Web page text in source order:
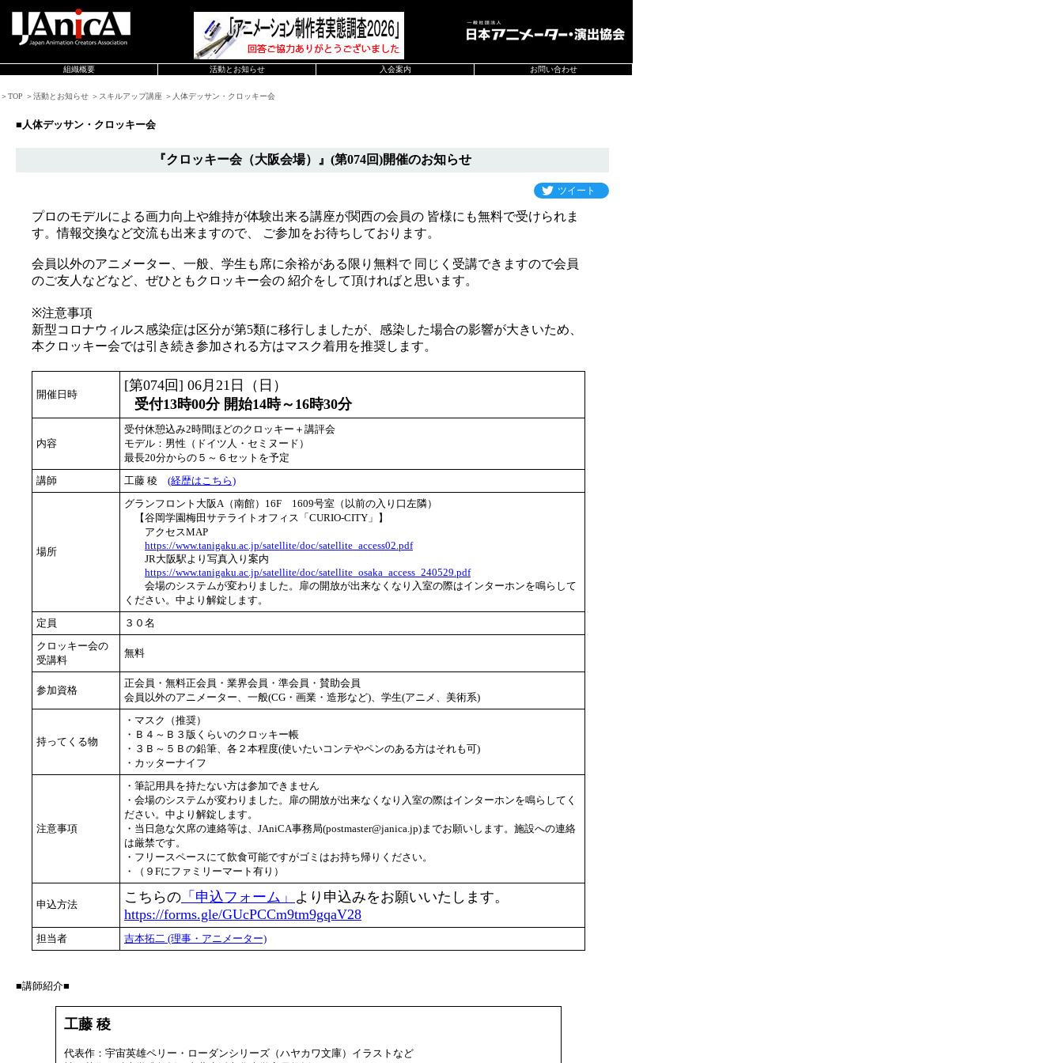
組織概要 活動とお知らせ 入会案内 お問い合わせ
＞TOP ＞活動とお知らせ ＞スキルアップ講座 ＞人体デッサン・クロッキー会
■人体デッサン・クロッキー会
『クロッキー会（大阪会場）』(第074回)開催のお知らせ
ツイート
プロのモデルによる画力向上や維持が体験出来る講座が関西の会員の 皆様にも無料で受けられま
す。情報交換など交流も出来ますので、 ご参加をお待ちしております。
会員以外のアニメーター、一般、学生も席に余裕がある限り無料で 同じく受講できますので会員
のご友人などなど、ぜひともクロッキー会の 紹介をして頂ければと思います。
※注意事項
新型コロナウィルス感染症は区分が第5類に移行しましたが、感染した場合の影響が大きいため、
本クロッキー会では引き続き参加される方はマスク着用を推奨します。
開催日時
[第074回] 06月21日（日）
受付13時00分 開始14時～16時30分
内容
受付休憩込み2時間ほどのクロッキー＋講評会
モデル：男性（ドイツ人・セミヌード）
最長20分からの５～６セットを予定
講師
工藤 稜 (経歴はこちら)
場所
グランフロント大阪A（南館）16F 1609号室（以前の入り口左隣）
【谷岡学園梅田サテライトオフィス「CURIO-CITY」】
アクセスMAP
https://www.tanigaku.ac.jp/satellite/doc/satellite_access02.pdf
JR大阪駅より写真入り案内
https://www.tanigaku.ac.jp/satellite/doc/satellite_osaka_access_240529.pdf
会場のシステムが変わりました。扉の開放が出来なくなり入室の際はインターホンを鳴らして
ください。中より解錠します。
定員
３０名
クロッキー会の
受講料
無料
参加資格
正会員・無料正会員・業界会員・準会員・賛助会員
会員以外のアニメーター、一般(CG・画業・造形など)、学生(アニメ、美術系)
持ってくる物
・マスク（推奨）
・Ｂ４～Ｂ３版くらいのクロッキー帳
・３Ｂ～５Ｂの鉛筆、各２本程度(使いたいコンテやペンのある方はそれも可)
・カッターナイフ
注意事項
・筆記用具を持たない方は参加できません
・会場のシステムが変わりました。扉の開放が出来なくなり入室の際はインターホンを鳴らしてく
ださい。中より解錠します。
・当日急な欠席の連絡等は、JAniCA事務局(postmaster@janica.jp)までお願いします。施設への連絡
は厳禁です。
・フリースペースにて飲食可能ですがゴミはお持ち帰りください。
・（９Fにファミリーマート有り）
申込方法 こちらの 「申込フォーム」 より申込みをお願いいたします。
https://forms.gle/GUcPCCm9tm9gqaV28
担当者 吉本拓二 (理事・アニメーター)
■講師紹介■
工藤 稜
代表作：宇宙英雄ペリー・ローダンシリーズ（ハヤカワ文庫）イラストなど